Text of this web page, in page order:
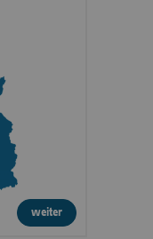
weiter